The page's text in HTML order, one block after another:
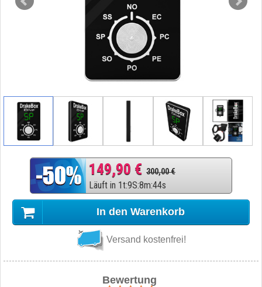
149,90 € 300,00 €
Läuft in 1t:9S:8m:43s
In den Warenkorb
Versand kostenfrei!
Bewertung